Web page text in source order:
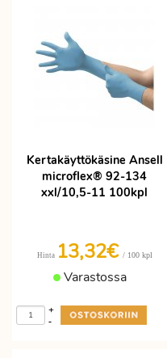
Kertakäyttökäsine Ansell
microflex® 92-134
xxl/10,5-11 100kpl
Hinta 13,32€ / 100 kpl
Varastossa
-
+